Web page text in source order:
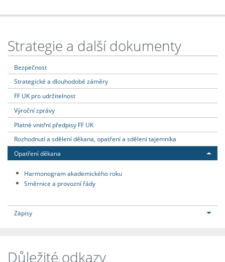
Strategie a další dokumenty
Bezpečnost
Strategické a dlouhodobé záměry
FF UK pro udržitelnost
Výroční zprávy
Platné vnitřní předpisy FF UK
Rozhodnutí a sdělení děkana, opatření a sdělení tajemníka
Opatření děkana
Harmonogram akademického roku
Směrnice a provozní řády
Zápisy
Důležité odkazy